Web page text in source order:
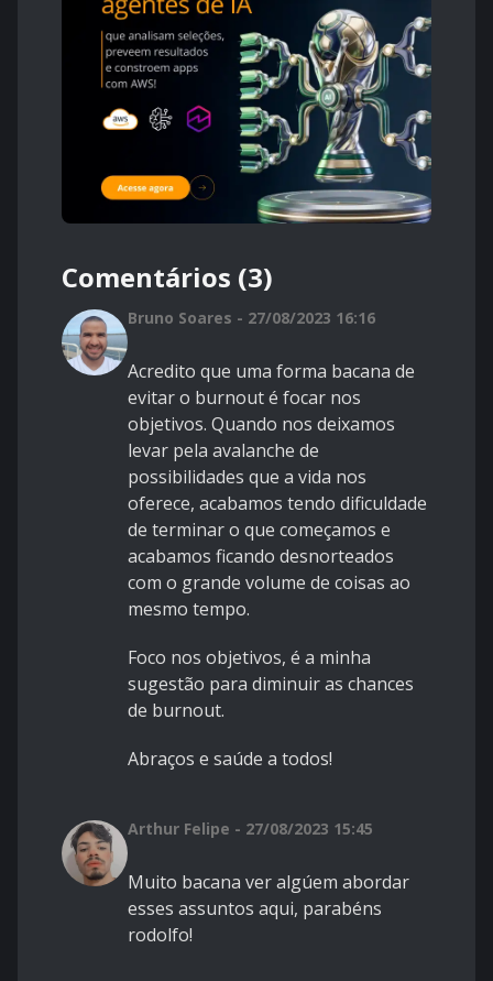
Comentários (3)
Bruno Soares - 27/08/2023 16:16
Acredito que uma forma bacana de
evitar o burnout é focar nos
objetivos. Quando nos deixamos
levar pela avalanche de
possibilidades que a vida nos
oferece, acabamos tendo dificuldade
de terminar o que começamos e
acabamos ficando desnorteados
com o grande volume de coisas ao
mesmo tempo.
Foco nos objetivos, é a minha
sugestão para diminuir as chances
de burnout.
Abraços e saúde a todos!
Arthur Felipe - 27/08/2023 15:45
Muito bacana ver algúem abordar
esses assuntos aqui, parabéns
rodolfo!